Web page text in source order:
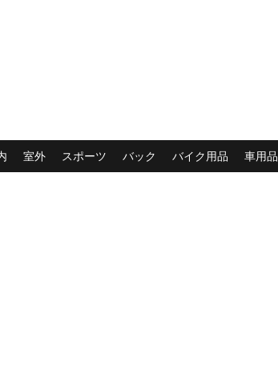
室外 スポーツ バック バイク用品 車用品